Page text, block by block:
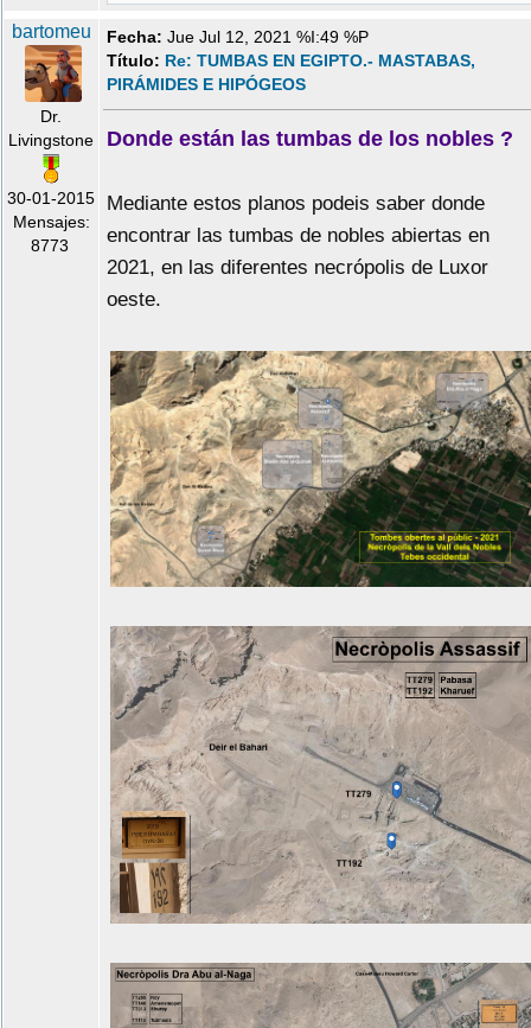
bartomeu
Dr.
Livingstone
30-01-2015
Mensajes:
8773
Fecha: Jue Jul 12, 2021 %I:49 %P
Título: Re: TUMBAS EN EGIPTO.- MASTABAS,
PIRÁMIDES E HIPÓGEOS
Donde están las tumbas de los nobles ?
Mediante estos planos podeis saber donde
encontrar las tumbas de nobles abiertas en
2021, en las diferentes necrópolis de Luxor
oeste.